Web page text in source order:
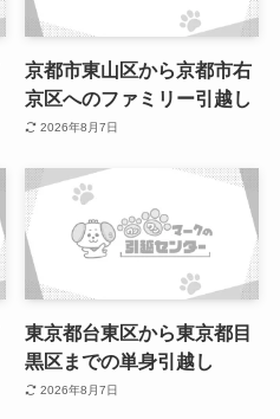
京都市東山区から京都市右
京区へのファミリー引越し
2026年8月7日
東京都台東区から東京都目
黒区までの単身引越し
2026年8月7日